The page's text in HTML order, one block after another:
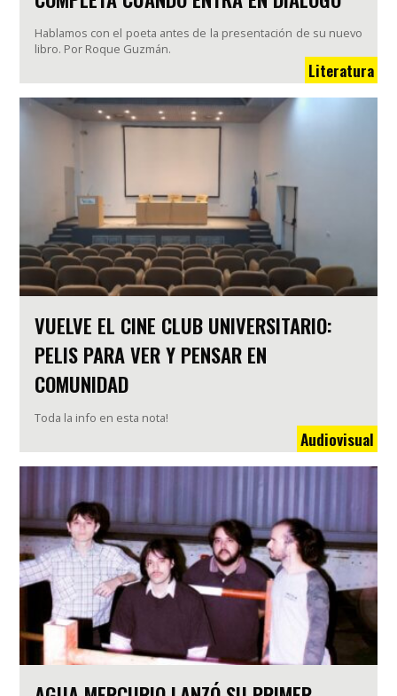
Hablamos con el poeta antes de la presentación de su nuevo
libro. Por Roque Guzmán.
Literatura
VUELVE EL CINE CLUB UNIVERSITARIO:
PELIS PARA VER Y PENSAR EN
COMUNIDAD
Toda la info en esta nota!
Audiovisual